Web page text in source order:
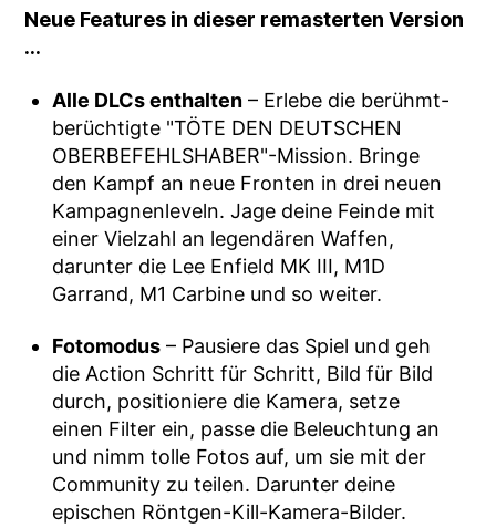
Neue Features in dieser remasterten Version
…
Alle DLCs enthalten – Erlebe die berühmt-
berüchtigte "TÖTE DEN DEUTSCHEN
OBERBEFEHLSHABER"-Mission. Bringe
den Kampf an neue Fronten in drei neuen
Kampagnenleveln. Jage deine Feinde mit
einer Vielzahl an legendären Waffen,
darunter die Lee Enfield MK III, M1D
Garrand, M1 Carbine und so weiter.
Fotomodus – Pausiere das Spiel und geh
die Action Schritt für Schritt, Bild für Bild
durch, positioniere die Kamera, setze
einen Filter ein, passe die Beleuchtung an
und nimm tolle Fotos auf, um sie mit der
Community zu teilen. Darunter deine
epischen Röntgen-Kill-Kamera-Bilder.